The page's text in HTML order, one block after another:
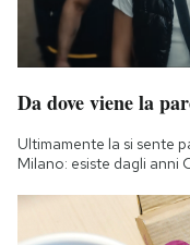
Da dove viene la
Ultimamente la si sente
Milano: esiste dagli anni